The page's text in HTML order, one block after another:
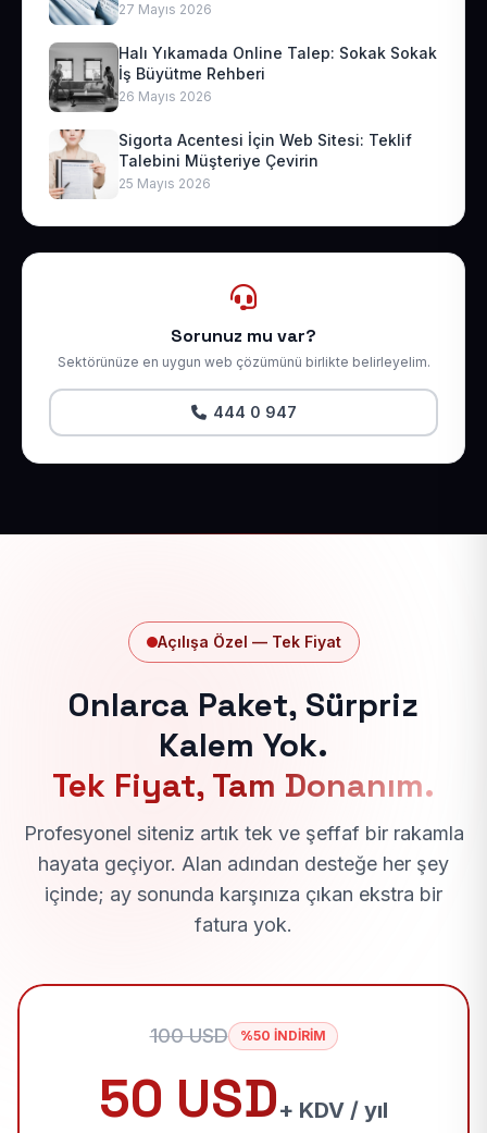
27 Mayıs 2026
Halı Yıkamada Online Talep: Sokak Sokak
İş Büyütme Rehberi
26 Mayıs 2026
Sigorta Acentesi İçin Web Sitesi: Teklif
Talebini Müşteriye Çevirin
25 Mayıs 2026
Sorunuz mu var?
Sektörünüze en uygun web çözümünü birlikte belirleyelim.
444 0 947
Açılışa Özel — Tek Fiyat
Onlarca Paket, Sürpriz
Kalem Yok.
Tek Fiyat, Tam Donanım.
Profesyonel siteniz artık tek ve şeffaf bir rakamla
hayata geçiyor. Alan adından desteğe her şey
içinde; ay sonunda karşınıza çıkan ekstra bir
fatura yok.
100 USD %50 İNDİRİM
50 USD+ KDV / yıl